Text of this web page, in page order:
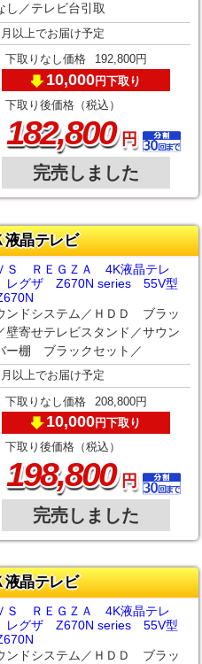
し／テレビ台引取
以上でお届け予定
下取りなし価格 192,800円
10,000円下取り
下取り後価格（税込）
182,800円
完売しました
液晶テレビ
Ｓ ＲＥＧＺＡ 4K液晶テレ
グザ Z670N series 55V型
ンドシステム／ＨＤＤ ブラッ
壁寄せテレビスタンド／サウン
ー棚 ブラックセット／
以上でお届け予定
下取りなし価格 208,800円
10,000円下取り
下取り後価格（税込）
198,800円
完売しました
液晶テレビ
Ｓ ＲＥＧＺＡ 4K液晶テレ
グザ Z670N series 55V型
ンドシステム／ＨＤＤ ブラッ